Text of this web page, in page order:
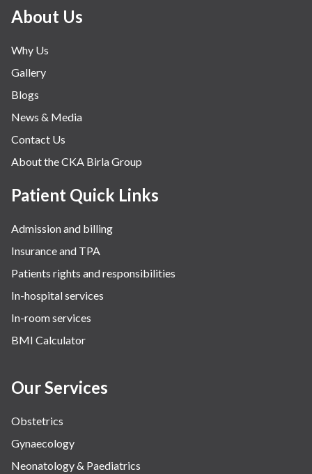
About Us
Why Us
Gallery
Blogs
News & Media
Contact Us
About the CKA Birla Group
Patient Quick Links
Admission and billing
Insurance and TPA
Patients rights and responsibilities
In-hospital services
In-room services
BMI Calculator
Our Services
Obstetrics
Gynaecology
Neonatology & Paediatrics